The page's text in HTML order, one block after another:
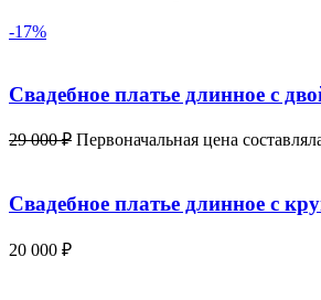
-17%
Свадебное платье длинное с
29 000₽ Первоначальная цена
Свадебное платье длинное с
20 000 ₽